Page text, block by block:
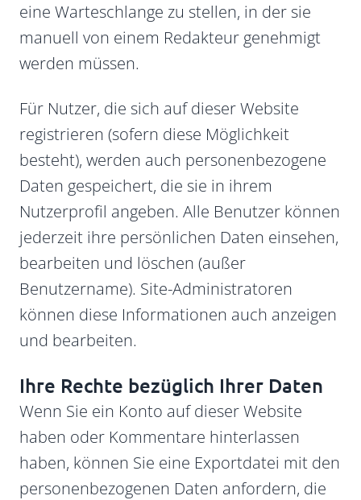
eine Warteschlange zu stellen, in der sie
manuell von einem Redakteur genehmigt
werden müssen.
Für Nutzer, die sich auf dieser Website
registrieren (sofern diese Möglichkeit
besteht), werden auch personenbezogene
Daten gespeichert, die sie in ihrem
Nutzerprofil angeben. Alle Benutzer können
jederzeit ihre persönlichen Daten einsehen,
bearbeiten und löschen (außer
Benutzername). Site-Administratoren
können diese Informationen auch anzeigen
und bearbeiten.
Ihre Rechte bezüglich Ihrer Daten
Wenn Sie ein Konto auf dieser Website
haben oder Kommentare hinterlassen
haben, können Sie eine Exportdatei mit den
personenbezogenen Daten anfordern, die